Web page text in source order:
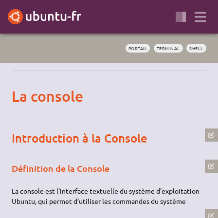
PORTAIL TERMINAL SHELL
La console
Introduction à la Console
Définition de la Console
La console est l’interface textuelle du système d’exploitation
Ubuntu, qui permet d’utiliser les commandes du système